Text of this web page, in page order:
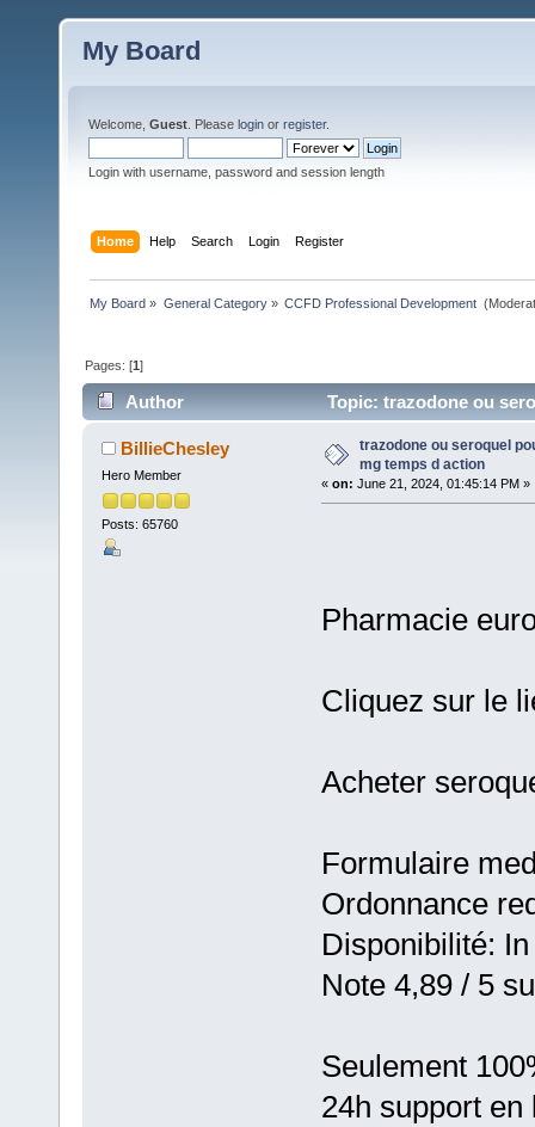
My Board
Welcome, Guest . Please login or register.
Login with username, password and session length
Home Help Search Login Register
My Board » General Category» CCFD Professional Development
Pages: [1]
Author
Topic: trazodone ou
times)BillieChesley
Hero Member
Posts: 65760
trazodone ou seroquel
mg temps d action
« on: June 21, 2024, 01:45:14 PM »
Pharmacie
Cliquez sur le
Acheter
Formulaire
Ordonnance
Disponibilité:
Note 4,89 / 5
Seulement
24h support en